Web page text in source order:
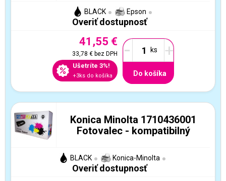
BLACK Epson
Overiť dostupnosť
41,55 €
33,78 €bez DPH
Ušetríte 3%!
+3ks do košíka
- +
Do košíka
Konica Minolta 1710436001
Fotovalec - kompatibilný
BLACK Konica-Minolta
Overiť dostupnosť